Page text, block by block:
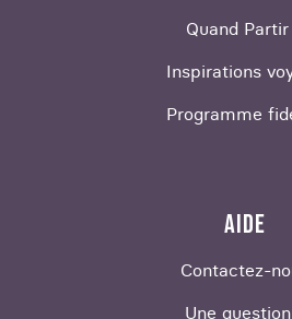
Quand Partir
Inspirations
Programme
AIDE
Contactez-
Une